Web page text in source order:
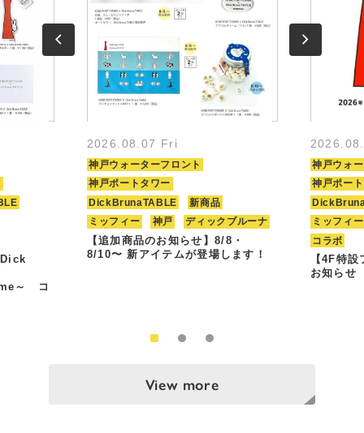
～ コ
2026.08.07 Fri
神戸ウォーターフロント
神戸ポートタワー
DickBrunaTABLE
新商品
ミッフィー
神戸 ディックブルーナ
【追加商品のお知らせ】8/8・
8/10〜 新アイテムが登場します！
神戸ウォ
神戸ポー
ミッフィー
コラボ
【4F特
お知らせ
View more